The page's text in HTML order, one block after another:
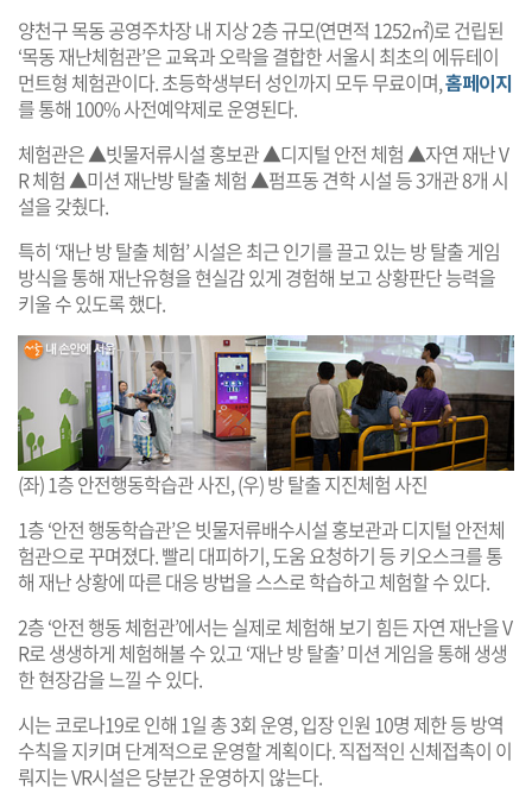
양천구 목동 공영주차장 내 지상 2층 규모(연면적 1252㎡)로 건립된
‘목동 재난체험관’은 교육과 오락을 결합한 서울시 최초의 에듀테이
먼트형 체험관이다. 초등학생부터 성인까지 모두 무료이며,홈페이지
를 통해 100% 사전예약제로 운영된다.
체험관은 ▲빗물저류시설 홍보관 ▲디지털 안전 체험 ▲자연 재난 V
R 체험 ▲미션 재난방 탈출 체험 ▲펌프동 견학 시설 등 3개관 8개 시
설을 갖췄다.
특히 ‘재난 방 탈출 체험’ 시설은 최근 인기를 끌고 있는 방 탈출 게임
방식을 통해 재난유형을 현실감 있게 경험해 보고 상황판단 능력을
키울 수 있도록 했다.
(좌) 1층 안전행동학습관 사진, (우) 방 탈출 지진체험 사진
1층 ‘안전 행동학습관’은 빗물저류배수시설 홍보관과 디지털 안전체
험관으로 꾸며졌다. 빨리 대피하기, 도움 요청하기 등 키오스크를 통
해 재난 상황에 따른 대응 방법을 스스로 학습하고 체험할 수 있다.
2층 ‘안전 행동 체험관’에서는 실제로 체험해 보기 힘든 자연 재난을 V
R로 생생하게 체험해볼 수 있고 ‘재난 방 탈출’ 미션 게임을 통해 생생
한 현장감을 느낄 수 있다.
시는 코로나19로 인해 1일 총 3회 운영, 입장 인원 10명 제한 등 방역
수칙을 지키며 단계적으로 운영할 계획이다. 직접적인 신체접촉이 이
뤄지는 VR시설은 당분간 운영하지 않는다.